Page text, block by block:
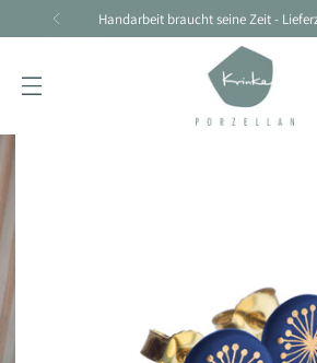
Handarbeit braucht seine Zeit -